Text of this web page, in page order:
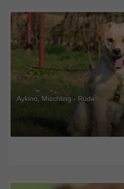
Aykino, Mischling - Rüde